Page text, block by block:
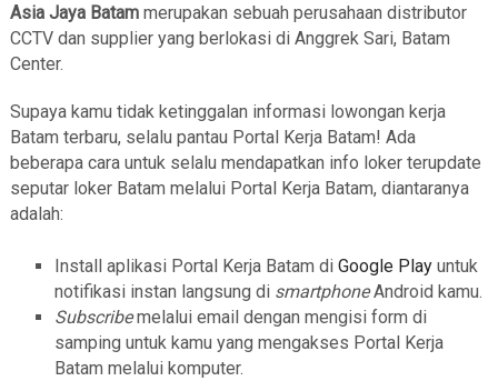
Asia Jaya Batam merupakan sebuah perusahaan distributor
CCTV dan supplier yang berlokasi di Anggrek Sari, Batam
Center.
Supaya kamu tidak ketinggalan informasi lowongan kerja
Batam terbaru, selalu pantau Portal Kerja Batam! Ada
beberapa cara untuk selalu mendapatkan info loker terupdate
seputar loker Batam melalui Portal Kerja Batam, diantaranya
adalah:
Install aplikasi Portal Kerja Batam di Google Playuntuk
notifikasi instan langsung di smartphoneAndroid kamu.
Subscribemelalui email dengan mengisi form di
samping untuk kamu yang mengakses Portal Kerja
Batam melalui komputer.